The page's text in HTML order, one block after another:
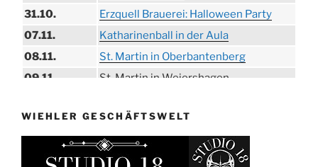
31.10.
Erzquell Brauerei: Halloween Party
07.11.
Katharinenball in der Aula
08.11.
St. Martin in Oberbantenberg
09.11.
St. Martin in Weiershagen
11.11.
„DÜX“ im Burghaus
Proklamation der Tollitäten
15.11.
Konzert Bielsteiner Männerchor
WIEHLER GESCHÄFTSWELT